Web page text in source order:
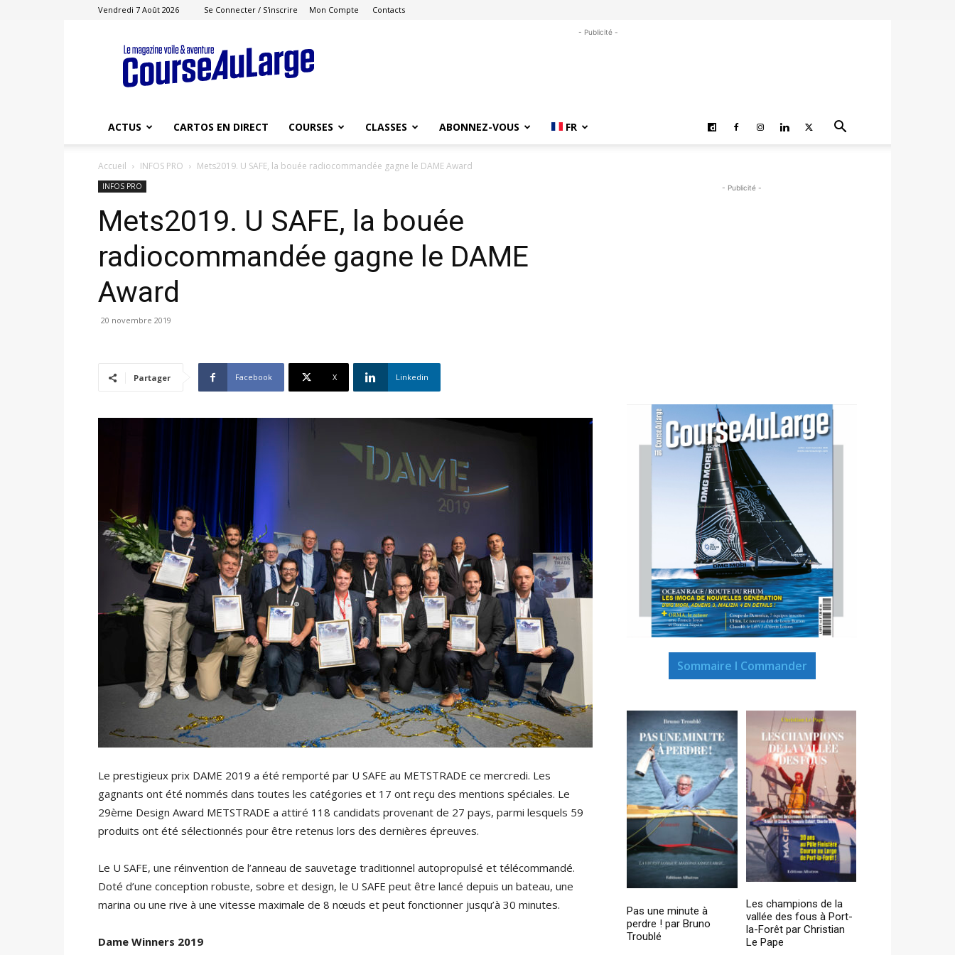
Vendredi 7 Août 2026 Se Connecter / S'inscrire Mon Compte Contacts
Course
au
Large
- Publicité -
ACTUS CARTOS EN DIRECT COURSES CLASSES ABONNEZ-VOUS FR
Accueil INFOS PRO Mets2019. U SAFE, la bouée radiocommandée gagne le DAME Award
INFOS PRO
Mets2019. U SAFE, la bouée
radiocommandée gagne le DAME
Award
20 novembre 2019
Partager Facebook X Linkedin
Le prestigieux prix DAME 2019 a été remporté par U SAFE au METSTRADE ce mercredi. Les
gagnants ont été nommés dans toutes les catégories et 17 ont reçu des mentions spéciales. Le
29ème Design Award METSTRADE a attiré 118 candidats provenant de 27 pays, parmi lesquels 59
produits ont été sélectionnés pour être retenus lors des dernières épreuves.
Le U SAFE, une réinvention de l’anneau de sauvetage traditionnel autopropulsé et télécommandé.
Doté d’une conception robuste, sobre et design, le U SAFE peut être lancé depuis un bateau, une
marina ou une rive à une vitesse maximale de 8 nœuds et peut fonctionner jusqu’à 30 minutes.
Dame Winners 2019
- Publicité -
Sommaire I Commander
Pas une minute à
perdre ! par Bruno
Troublé
Les champions de la
vallée des fous à Port-
la-Forêt par Christian
Le Pape